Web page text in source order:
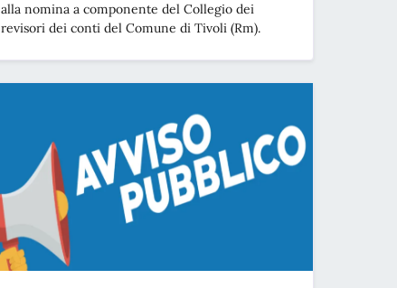
alla nomina a componente del Collegio dei
revisori dei conti del Comune di Tivoli (Rm).